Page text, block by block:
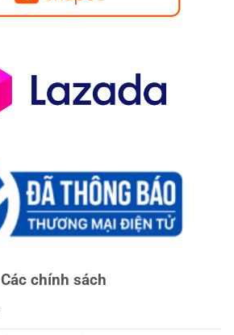
Các chính sách